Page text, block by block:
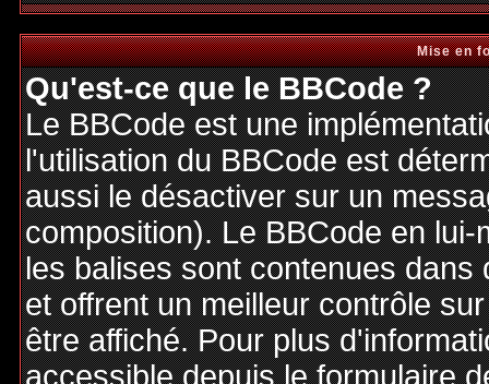
Mise en
Qu'est-ce que le BBCode ?
Le BBCode est une
l'utilisation du BBCode est
aussi le désactiver sur un
composition). Le BBCode en
les balises sont contenues
et offrent un meilleur contrôle
être affiché. Pour plus
accessible depuis le formulaire